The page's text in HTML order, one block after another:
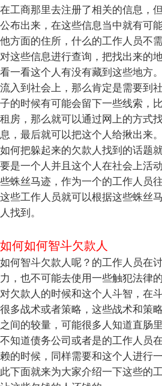
在工商那里去注册了相关的信息，
公布出来，在这些信息当中就有可
他方面的住所，什么的工作人员不
对这些信息进行查询，把找出来的
看一看这个人有没有藏到这些地方
流入到社会上，那么肯定是需要到
子的时候有可能会留下一些线索，
租房，那么就可以通过网上的方式
息，最后就可以把这个人给揪出来。
如何把躲起来的欠款人找到的话题
要是一个人并且这个人在社会上活
些蛛丝马迹，作为一个的工作人员
这些工作人员就可以根据这些蛛丝
人找到。
如何如何智斗欠款人
如何智斗欠款人呢？的工作人员在
力，也不可能去使用一些触犯法律
对欠款人的时候和这个人斗智，在
很多战术或者策略，这些战术和策
之间的较量，可能很多人知道直肠
不知道债务公司或者是的工作人员
赖的时候，同样需要和这个人进行
此下面就来为大家介绍一下这些的